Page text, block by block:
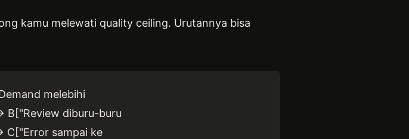
kamu melewati quality ceiling. Urutannya bisa
melebihi
B["Review diburu-buru
C["Error sampai ke